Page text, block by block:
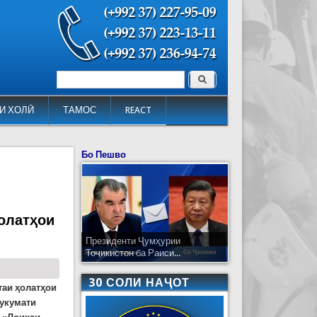
ХОЛӢ ТАМОС REACT
Форма поиска Поиск
ҳолатҳои
Бо Пешво
Президенти Ҷумҳурии
Тоҷикистон ба Раиси...
30 СОЛИ НАҶОТ